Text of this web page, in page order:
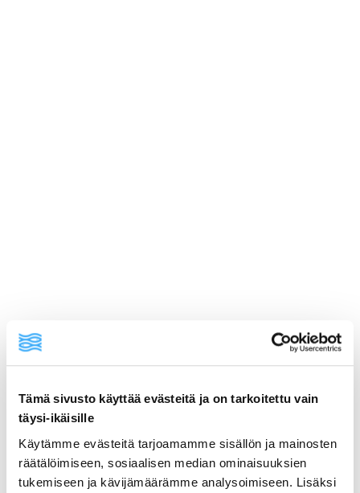
Tämä sivusto käyttää evästeitä ja on tarkoitettu vain
täysi-ikäisille
Käytämme evästeitä tarjoamamme sisällön ja mainosten
räätälöimiseen, sosiaalisen median ominaisuuksien
tukemiseen ja kävijämäärämme analysoimiseen. Lisäksi
valmistusohje